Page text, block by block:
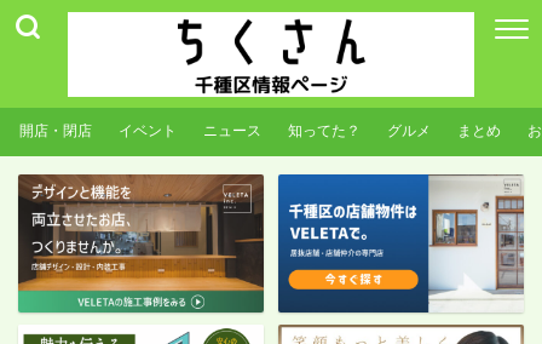
開店・閉店 イベント ニュース 知ってた？ グルメ まとめ